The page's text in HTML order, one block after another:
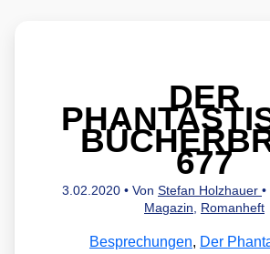
DER
677
3.02.2020 • Von Stefan Holzhauer •
Magazin, Romanheft
Besprechungen, Der